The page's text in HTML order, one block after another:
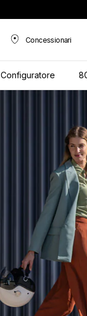
Concessionari
Concessionari
Configuratore